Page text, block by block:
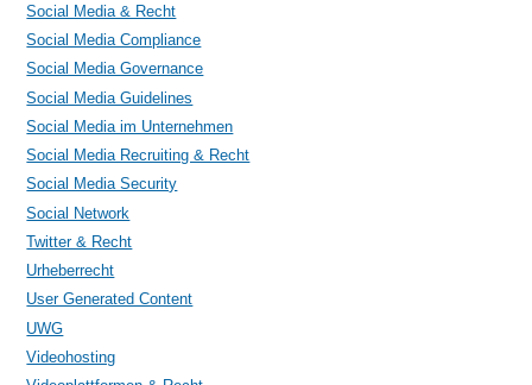
Social Media & Recht
Social Media Compliance
Social Media Governance
Social Media Guidelines
Social Media im Unternehmen
Social Media Recruiting & Recht
Social Media Security
Social Network
Twitter & Recht
Urheberrecht
User Generated Content
UWG
Videohosting